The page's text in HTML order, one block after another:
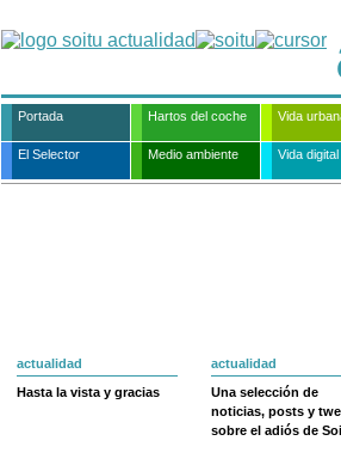
Portada Hartos del coche Vida
El Selector Medio ambiente Vida digital
actualidad
Hasta la vista y gracias
actualidad
Una selección de
noticias, posts y
sobre el adiós de